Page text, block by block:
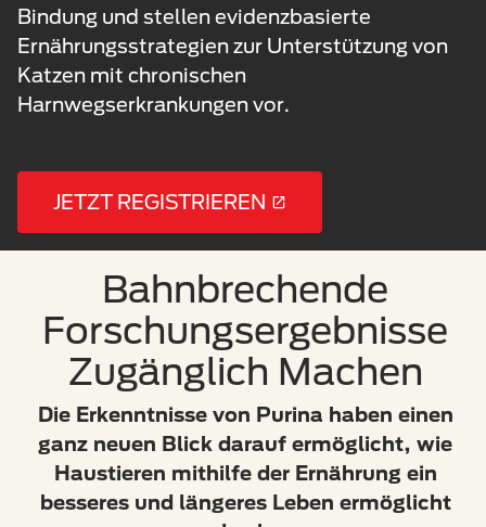
Bindung und stellen evidenzbasierte
Ernährungsstrategien zur Unterstützung von
Katzen mit chronischen
Harnwegserkrankungen vor.
JETZT REGISTRIEREN
Bahnbrechende
Forschungsergebnisse
Zugänglich Machen
Die Erkenntnisse von Purina haben einen
ganz neuen Blick darauf ermöglicht, wie
Haustieren mithilfe der Ernährung ein
besseres und längeres Leben ermöglicht